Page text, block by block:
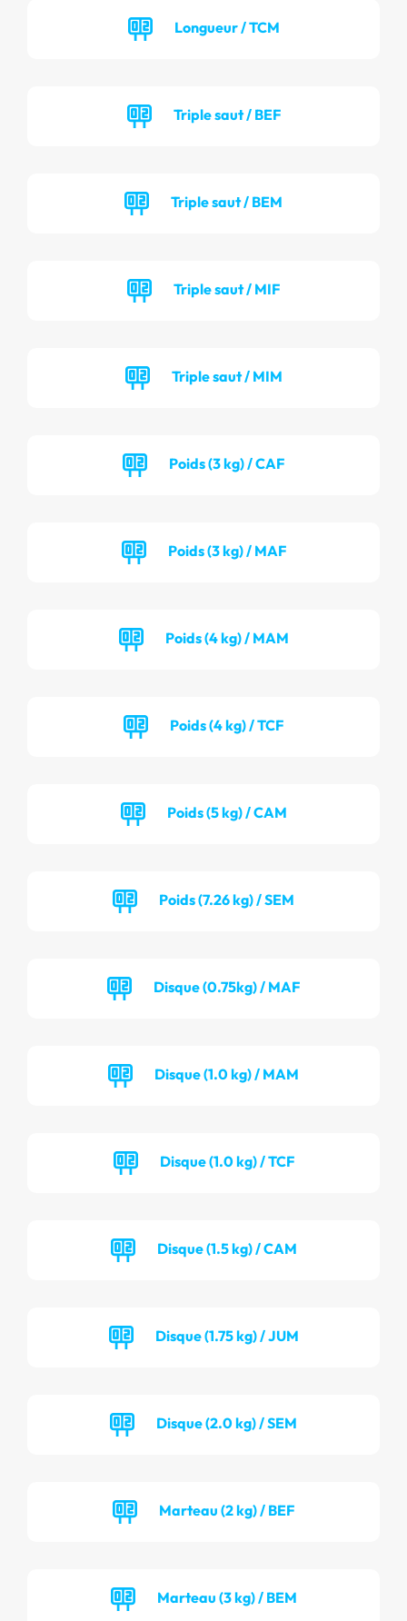
Longueur / TCM
Triple saut / BEF
Triple saut / BEM
Triple saut / MIF
Triple saut / MIM
Poids (3 kg) / CAF
Poids (3 kg) / MAF
Poids (4 kg) / MAM
Poids (4 kg) / TCF
Poids (5 kg) / CAM
Poids (7.26 kg) / SEM
Disque (0.75kg) / MAF
Disque (1.0 kg) / MAM
Disque (1.0 kg) / TCF
Disque (1.5 kg) / CAM
Disque (1.75 kg) / JUM
Disque (2.0 kg) / SEM
Marteau (2 kg) / BEF
Marteau (3 kg) / BEM